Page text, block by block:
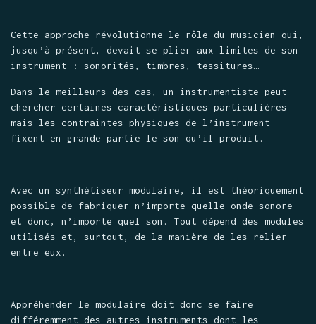
Cette approche révolutionne le rôle du musicien qui,
jusqu’à présent, devait se plier aux limites de son
instrument : sonorités, timbres, tessitures…
Dans le meilleurs des cas, un instrumentiste peut
chercher certaines caractéristiques particulières
mais les contraintes physiques de l’instrument
fixent en grande partie le son qu’il produit.
Avec un synthétiseur modulaire, il est théoriquement
possible de fabriquer n’importe quelle onde sonore
et donc, n’importe quel son. Tout dépend des modules
utilisés et, surtout, de la manière de les relier
entre eux.
Appréhender le modulaire doit donc se faire
différemment des autres instruments dont les